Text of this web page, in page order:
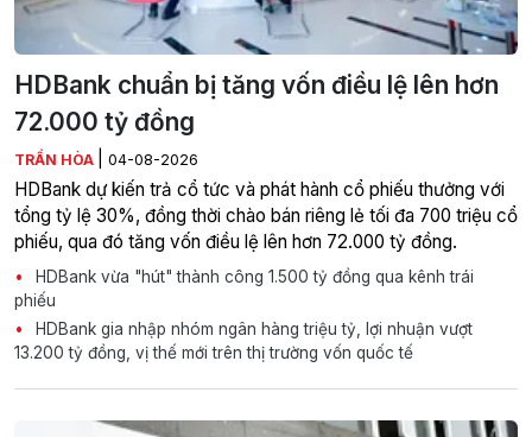
HDBank chuẩn bị tăng vốn điều lệ lên hơn
72.000 tỷ đồng
TRẦN HÒA 04-08-2026
HDBank dự kiến trả cổ tức và phát hành cổ phiếu thưởng với
tổng tỷ lệ 30%, đồng thời chào bán riêng lẻ tối đa 700 triệu cổ
phiếu, qua đó tăng vốn điều lệ lên hơn 72.000 tỷ đồng.
HDBank vừa "hút" thành công 1.500 tỷ đồng qua kênh trái
phiếu
HDBank gia nhập nhóm ngân hàng triệu tỷ, lợi nhuận vượt
13.200 tỷ đồng, vị thế mới trên thị trường vốn quốc tế